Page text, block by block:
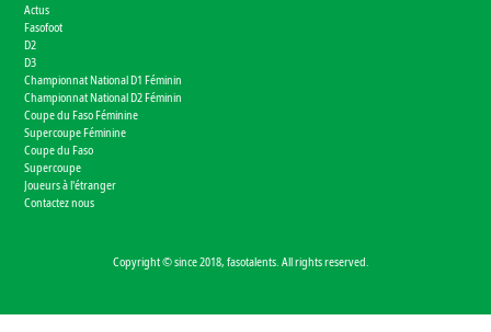
Actus
Fasofoot
D2
D3
Championnat National D1 Féminin
Championnat National D2 Féminin
Coupe du Faso Féminine
Supercoupe Féminine
Coupe du Faso
Supercoupe
Joueurs à l'étranger
Contactez nous
Copyright © since 2018, fasotalents. All rights reserved.